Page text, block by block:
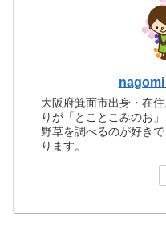
大阪府箕面市出身・在
りが「とことこみのお
野草を調べるのが好き
ります。